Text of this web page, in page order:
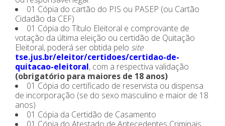
01 Cópia do cartão do PIS ou PASEP (ou Cartão
Cidadão da CEF)
01 Cópia do Título Eleitoral e comprovante de
votação da última eleição ou certidão de Quitação
Eleitoral, poderá ser obtida pelo site
tse.jus.br/eleitor/certidoes/certidao-de-
quitacao-eleitoral, com a respectiva validação
(obrigatório para maiores de 18 anos)
01 Cópia do certificado de reservista ou dispensa
de incorporação (se do sexo masculino e maior de 18
anos)
01 Cópia da Certidão de Casamento